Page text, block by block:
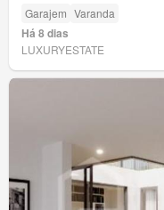
Garajem Varanda
Há 8 dias
LUXURYESTATE